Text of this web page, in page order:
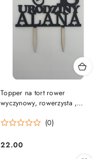
Topper na tort rower
wyczynowy, rowerzysta ,
(0)
Cena:
22.00